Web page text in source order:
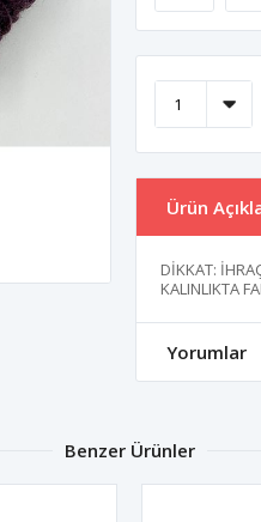
Ürün
DİKKAT:
KALINLIKTA
Yorumlar
Benzer Ürünler